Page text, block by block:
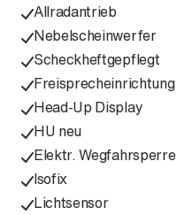
Allradantrieb
Nebelscheinwerfer
Scheckheftgepflegt
Freisprecheinrichtung
Head-Up Display
HU neu
Elektr. Wegfahrsperre
Isofix
Lichtsensor